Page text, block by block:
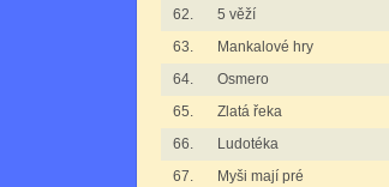
62.
5 věží
63.
Mankalové hry
64.
Osmero
65.
Zlatá řeka
66.
Ludotéka
67.
Myši mají pré